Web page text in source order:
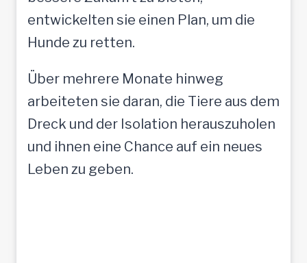
entwickelten sie einen Plan, um die
Hunde zu retten.
Über mehrere Monate hinweg
arbeiteten sie daran, die Tiere aus dem
Dreck und der Isolation herauszuholen
und ihnen eine Chance auf ein neues
Leben zu geben.